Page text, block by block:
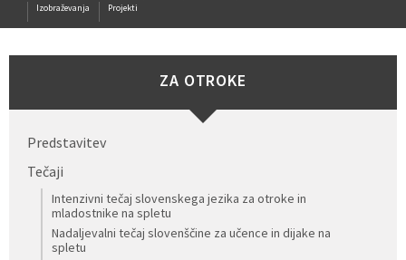
Izobraževanja
Projekti
ZA OTROKE
Predstavitev
Tečaji
Intenzivni tečaj slovenskega jezika za otroke in
mladostnike na spletu
Nadaljevalni tečaj slovenščine za učence in dijake na
spletu